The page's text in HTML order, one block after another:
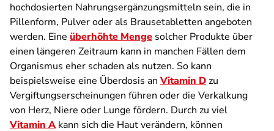
hochdosierten Nahrungsergänzungsmitteln sein, die in
Pillenform, Pulver oder als Brausetabletten angeboten
werden. Eine überhöhte Menge solcher Produkte über
einen längeren Zeitraum kann in manchen Fällen dem
Organismus eher schaden als nutzen. So kann
beispielsweise eine Überdosis an Vitamin Dzu
Vergiftungs­erscheinungen führen oder die Verkalkung
von Herz, Niere oder Lunge fördern. Durch zu viel
Vitamin A kann sich die Haut verändern, können